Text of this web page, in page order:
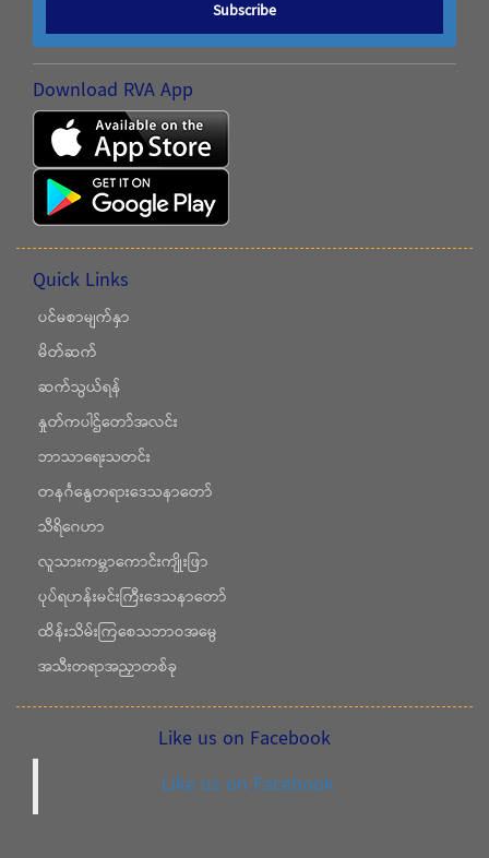
Subscribe
Download RVA App
Quick Links
ပင်မစာမျက်နှာ
မိတ်ဆက်
ဆက်သွယ်ရန်
နှုတ်ကပါဌ်တော်အလင်း
ဘာသာရေးသတင်း
တနင်္ဂနွေတရားဒေသနာတော်
သီရိဂေဟာ
လူသားကမ္ဘာကောင်းကျိုးဖြာ
ပုပ်ရဟန်းမင်းကြီးဒေသနာတော်
ထိန်းသိမ်းကြစေသဘာဝအမွေ
အသီးတရာအညှာတစ်ခု
Like us on Facebook
Like us on Facebook